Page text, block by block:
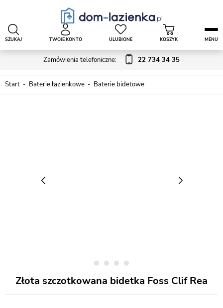
Zamówienia telefoniczne: 22 734 34 35
SZUKAJ TWOJE KONTO ULUBIONE KOSZYK MENU
Start Baterie łazienkowe Baterie bidetowe
Złota szczotkowana bidetka Foss Clif Rea